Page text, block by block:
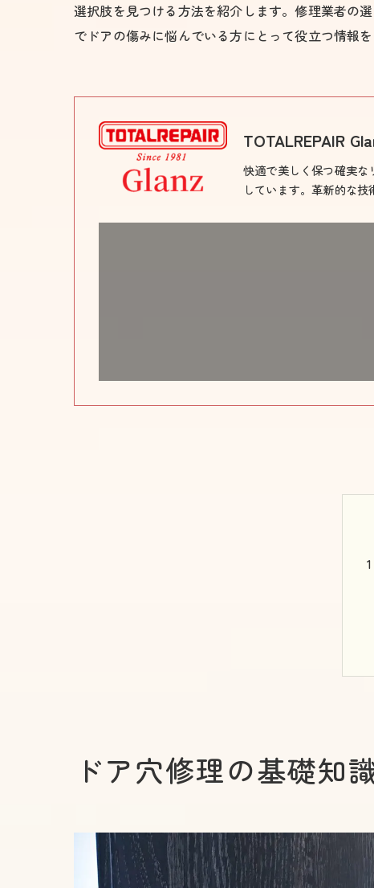
選択肢を見つける方法を紹介します。修理業者の
でドアの傷みに悩んでいる方にとって役立つ情報
TOTALREPAIR
快適で美しく保つ確実
しています。革新的な
ドア穴修理の基礎知